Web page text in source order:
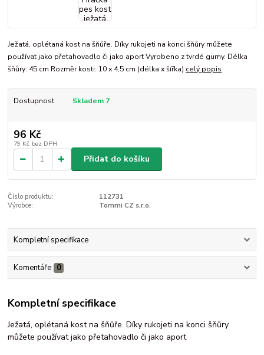
Ježatá, oplétaná kost na šňůře. Díky rukojeti na konci šňůry můžete
používat jako přetahovadlo či jako aport Vyrobeno z tvrdé gumy. Délka
šňůry: 45 cm Rozměr kosti: 10 x 4,5 cm (délka x šířka) celý popis
Dostupnost Skladem 7
96 Kč
79 Kč bez DPH
Přidat do košíku
Číslo produktu:
112731
Výrobce:
Tommi CZ s.r.o.
Kompletní specifikace
Komentáře 0
Kompletní specifikace
Ježatá, oplétaná kost na šňůře. Díky rukojeti na konci šňůry
můžete používat jako přetahovadlo či jako aport